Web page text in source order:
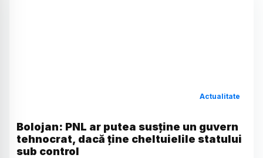
Actualitate
Bolojan: PNL ar putea susține un guvern
tehnocrat, dacă ține cheltuielile statului
sub control